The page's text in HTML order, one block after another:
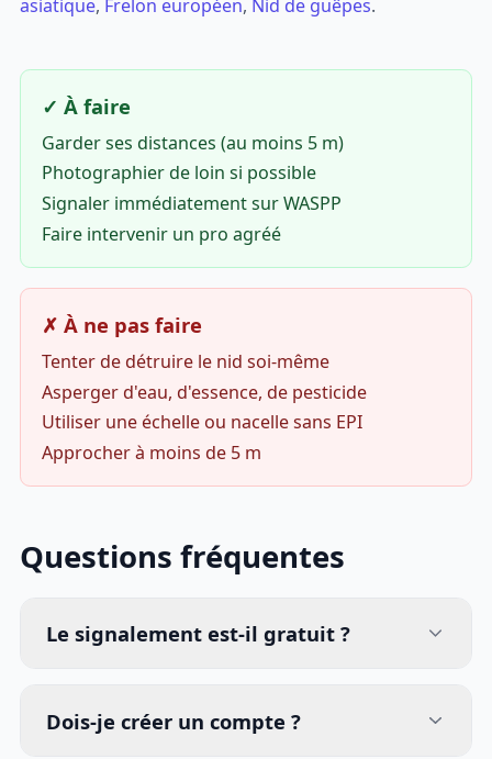
asiatique, Frelon européen, Nid de guêpes.
✓ À faire
Garder ses distances (au moins 5 m)
Photographier de loin si possible
Signaler immédiatement sur WASPP
Faire intervenir un pro agréé
✗ À ne pas faire
Tenter de détruire le nid soi-même
Asperger d'eau, d'essence, de pesticide
Utiliser une échelle ou nacelle sans EPI
Approcher à moins de 5 m
Questions fréquentes
Le signalement est-il gratuit ?
Dois-je créer un compte ?